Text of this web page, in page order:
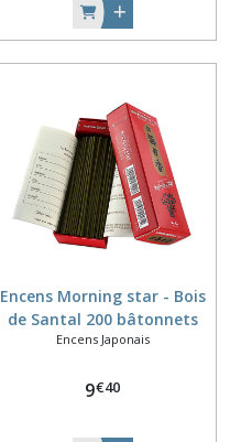
Encens Morning star - Bois
de Santal 200 bâtonnets
Encens Japonais
9€40